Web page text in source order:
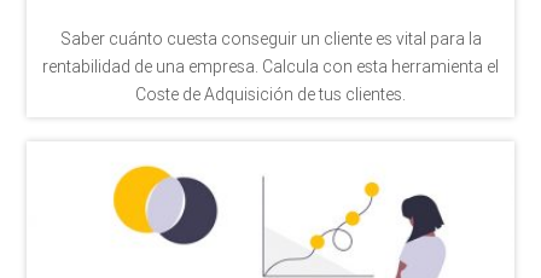
Saber cuánto cuesta conseguir un cliente es vital para la
rentabilidad de una empresa. Calcula con esta herramienta el
Coste de Adquisición de tus clientes.